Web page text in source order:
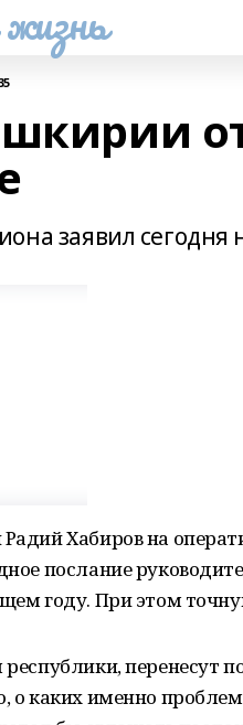
заявил
Хабиров на
послание
году. При этом
перенесут
о каких именно